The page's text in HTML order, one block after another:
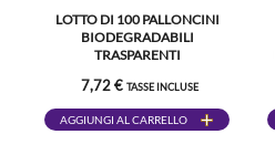
LOTTO DI 100 PALLONCINI
BIODEGRADABILI
TRASPARENTI
7,72 € TASSE INCLUSE
AGGIUNGI AL CARRELLO